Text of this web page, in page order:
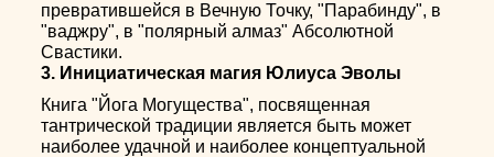
превратившейся в Вечную Точку, "Парабинду", в
"ваджру", в "полярный алмаз" Абсолютной
Свастики.
3. Инициатическая магия Юлиуса Эволы
Книга "Йога Могущества", посвященная
тантрической традиции является быть может
наиболее удачной и наиболее концептуальной